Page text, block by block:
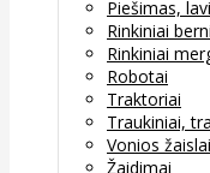
Piešimas,
Rinkiniai
Rinkiniai
Robotai
Traktoriai
Traukiniai,
Vonios žaislai
Žaidimai